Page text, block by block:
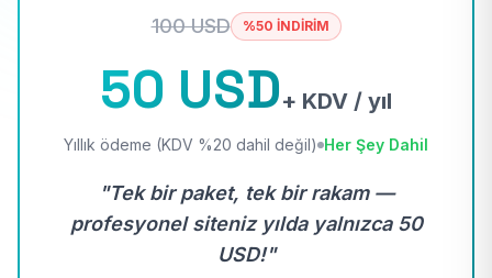
100 USD %50 İNDİRİM
50 USD+ KDV / yıl
Yıllık ödeme (KDV %20 dahil değil) Her Şey Dahil
"Tek bir paket, tek bir rakam —
profesyonel siteniz yılda yalnızca 50
USD!"